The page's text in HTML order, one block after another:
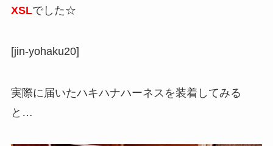
XSLでした☆
[jin-yohaku20]
実際に届いたハキハナハーネスを装着してみる
と…